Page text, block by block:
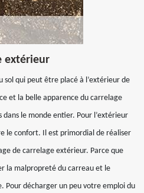
extérieur
sol qui peut être placé à l’extérieur de
et la belle apparence du carrelage
le monde entier. Pour l’extérieur
le confort. Il est primordial de réaliser
de carrelage extérieur. Parce que
la malpropreté du carreau et le
Pour décharger un peu votre emploi du